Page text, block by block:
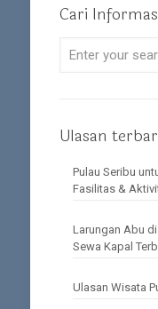
Cari
Ulasan
Pulau Seribu
Fasilitas &
Larungan Abu
Sewa Kapal
Ulasan Wisata